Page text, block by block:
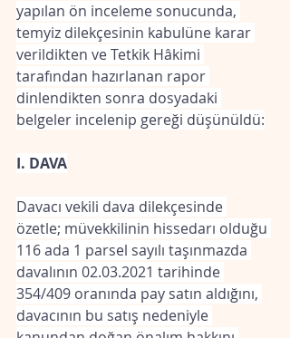
yapılan ön inceleme sonucunda,
temyiz dilekçesinin kabulüne karar
verildikten ve Tetkik Hâkimi
tarafından hazırlanan rapor
dinlendikten sonra dosyadaki
belgeler incelenip gereği düşünüldü:
I. DAVA
Davacı vekili dava dilekçesinde
özetle; müvekkilinin hissedarı olduğu
116 ada 1 parsel sayılı taşınmazda
davalının 02.03.2021 tarihinde
354/409 oranında pay satın aldığını,
davacının bu satış nedeniyle